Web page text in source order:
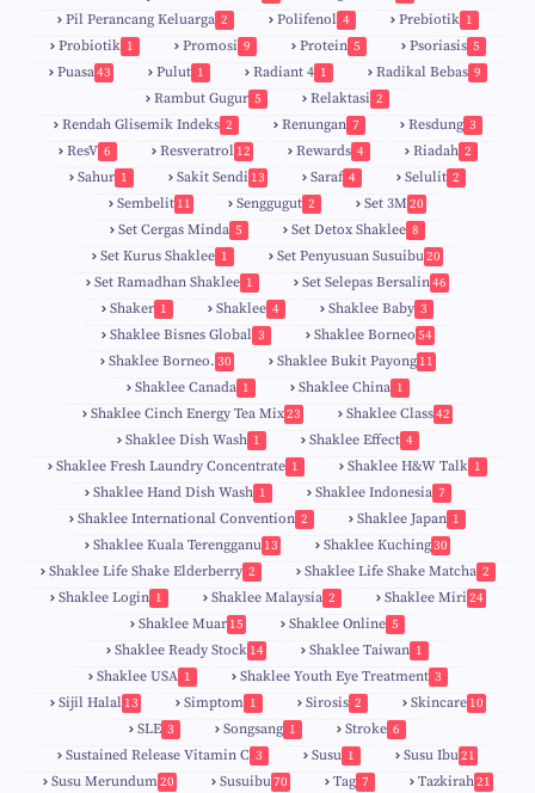
Pil Perancang Keluarga 2 Polifenol 4 Prebiotik 1
Probiotik 1 Promosi 9 Protein 5 Psoriasis 5
Puasa43 Pulut 1 Radiant 4 1 Radikal Bebas 9
Rambut Gugur 5 Relaktasi 2
Rendah Glisemik Indeks 2 Renungan 7 Resdung 3
ResV 6 Resveratrol 12 Rewards 4 Riadah 2
Sahur 1 Sakit Sendi 13 Saraf 4 Selulit 2
Sembelit 11 Senggugut 2 Set 3M20
Set Cergas Minda 5 Set Detox Shaklee 8
Set Kurus Shaklee 1 Set Penyusuan Susuibu20
Set Ramadhan Shaklee 1 Set Selepas Bersalin46
Shaker 1 Shaklee 4 Shaklee Baby 3
Shaklee Bisnes Global 3 Shaklee Borneo 54
Shaklee Borneo. 30 Shaklee Bukit Payong 11
Shaklee Canada 1 Shaklee China 1
Shaklee Cinch Energy Tea Mix23 Shaklee Class42
Shaklee Dish Wash 1 Shaklee Effect 4
Shaklee Fresh Laundry Concentrate 1 Shaklee H&W Talk 1
Shaklee Hand Dish Wash 1 Shaklee Indonesia 7
Shaklee International Convention 2 Shaklee Japan 1
Shaklee Kuala Terengganu 13
Shaklee Kuching30
Shaklee Life Shake Elderberry 2 Shaklee Life Shake Matcha 2
Shaklee Login 1 Shaklee Malaysia 2 Shaklee Miri 24
Shaklee Muar 15
8
Shaklee Online 5
Shaklee Ready Stock 14 Shaklee Taiwan 1
Shaklee USA 1 Shaklee Youth Eye Treatment 3
Sijil Halal 13 Simptom 1 Sirosis 2 Skincare 10
SLE 3 Songsang 1 Stroke 6
Sustained Release Vitamin C 3 Susu 1 Susu Ibu21
0
Susu Merundum20 Susuibu70 Tag 7 Tazkirah21